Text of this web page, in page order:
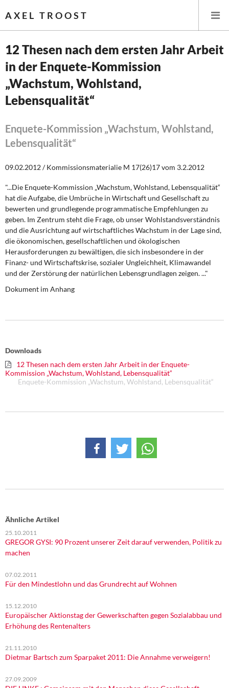
AXEL TROOST
Startseite
Themen
Wirtschaftspolitik
Steuer- und Finanzpolitik
Öffentliche Infrastruktur und Daseinsvorsorge
Eurokrise und Griechenland
DIE LINKE
Weitere Themen
Über mich
Kontakt
12 Thesen nach dem ersten Jahr Arbeit
in der Enquete-Kommission
„Wachstum, Wohlstand,
Lebensqualität“
Enquete-Kommission „Wachstum, Wohlstand,
Lebensqualität“
09.02.2012 / Kommissionsmaterialie M 17(26)17 vom 3.2.2012
"...Die Enquete-Kommission „Wachstum, Wohlstand, Lebensqualität“
hat die Aufgabe, die Umbrüche in Wirtschaft und Gesellschaft zu
bewerten und grundlegende programmatische Empfehlungen zu
geben. Im Zentrum steht die Frage, ob unser Wohlstandsverständnis
und die Ausrichtung auf wirtschaftliches Wachstum in der Lage sind,
die ökonomischen, gesellschaftlichen und ökologischen
Herausforderungen zu bewältigen, die sich insbesondere in der
Finanz- und Wirtschaftskrise, sozialer Ungleichheit, Klimawandel
und der Zerstörung der natürlichen Lebensgrundlagen zeigen. ..."
Dokument im Anhang
Downloads
12 Thesen nach dem ersten Jahr Arbeit in der Enquete-
Kommission „Wachstum, Wohlstand, Lebensqualität“
Enquete-Kommission „Wachstum, Wohlstand, Lebensqualität“
Ähnliche Artikel
25.10.2011
GREGOR GYSI: 90 Prozent unserer Zeit darauf verwenden, Politik zu
machen
07.02.2011
Für den Mindestlohn und das Grundrecht auf Wohnen
15.12.2010
Europäischer Aktionstag der Gewerkschaften gegen Sozialabbau und
Erhöhung des Rentenalters
21.11.2010
Dietmar Bartsch zum Sparpaket 2011: Die Annahme verweigern!
27.09.2009